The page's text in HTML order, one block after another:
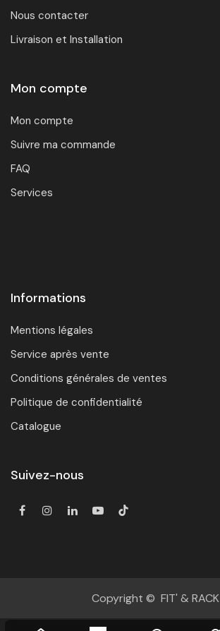
Nous contacter
Livraison et Installation
Mon compte
Mon compte
Suivre ma commande
FAQ
Services
Informations
Mentions légales
Service après vente
Conditions générales de ventes
Politique de confidentialité
Catalogue
Suivez-nous
Copyright © FIT' & RACK